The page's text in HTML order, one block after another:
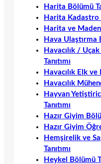
Harita Bölümü
Harita Kadastro
Harita ve Maden
Hava Ulaştırma
Havacılık /
Tanıtımı
Havacılık Elk
Havacılık
Hayvan
Tanıtımı
Hazır Giyim
Hazır Giyim
Hemşirelik ve
Tanıtımı
Heykel Bölümü